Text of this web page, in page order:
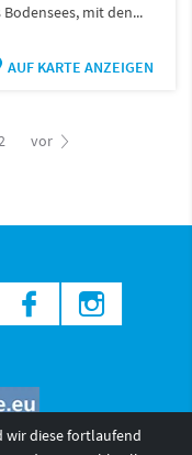
mit den...
AUF KARTE ANZEIGEN
vor
wir diese fortlaufend